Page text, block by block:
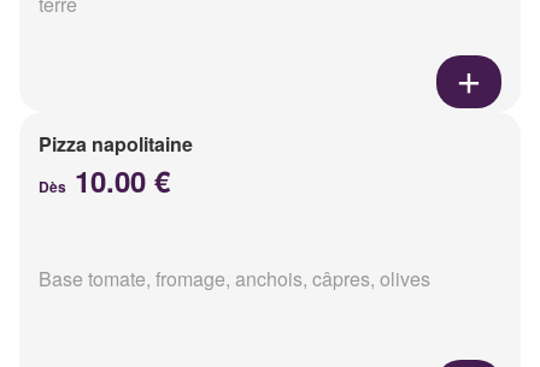
Pizza napolitaine
Dès 10.00 €
Base tomate, fromage, anchois, câpres, olives